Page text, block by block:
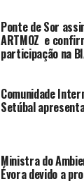
Ponte de Sor
ARTMOZ e
participação na
Comunidade
Setúbal
Ministra do
Évora devido a